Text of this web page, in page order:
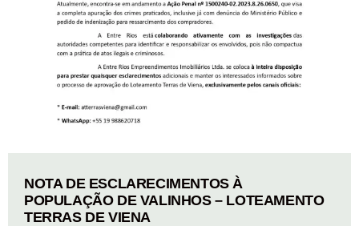
NOTA DE ESCLARECIMENTOS À
POPULAÇÃO DE VALINHOS – LOTEAMENTO
TERRAS DE VIENA